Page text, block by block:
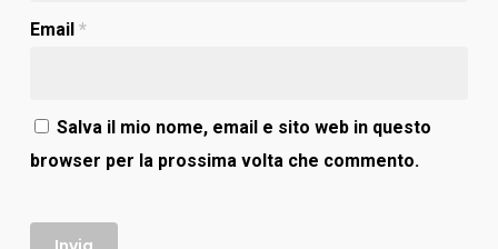
Email *
Salva il mio nome, email e sito web in questo
browser per la prossima volta che commento.